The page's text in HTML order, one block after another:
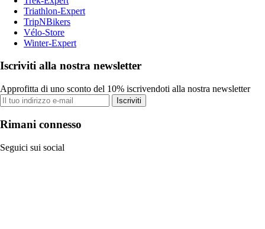
Triathlon-Expert
TripNBikers
Vélo-Store
Winter-Expert
Iscriviti alla nostra newsletter
Approfitta di uno sconto del 10% iscrivendoti alla nostra newsletter
Iscriviti
Rimani connesso
Seguici sui social